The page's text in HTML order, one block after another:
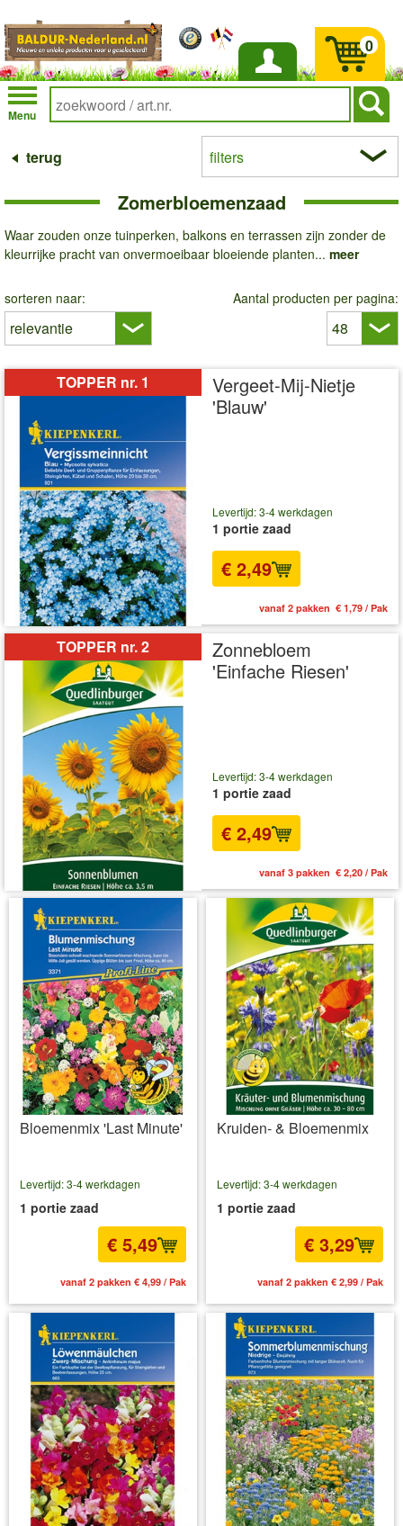
Inloggen
Menu
0
terug filters
Zomerbloemenzaad
Waar zouden onze tuinperken, balkons en terrassen zijn zonder de
kleurrijke pracht van onvermoeibaar bloeiende planten... meer
sorteren naar: Aantal producten per pagina:
TOPPER nr. 1
Vergeet-Mij-Nietje
'Blauw'
Levertijd: 3-4 werkdagen
1 portie zaad
€ 2,49
vanaf 2 pakken € 1,79 / Pak
TOPPER nr. 2
Zonnebloem
'Einfache Riesen'
Levertijd: 3-4 werkdagen
1 portie zaad
€ 2,49
vanaf 3 pakken € 2,20 / Pak
Bloemenmix 'Last Minute'
Levertijd: 3-4 werkdagen
1 portie zaad
€ 5,49
vanaf 2 pakken € 4,99 / Pak
Kruiden- & Bloemenmix
Levertijd: 3-4 werkdagen
1 portie zaad
€ 3,29
vanaf 2 pakken € 2,99 / Pak